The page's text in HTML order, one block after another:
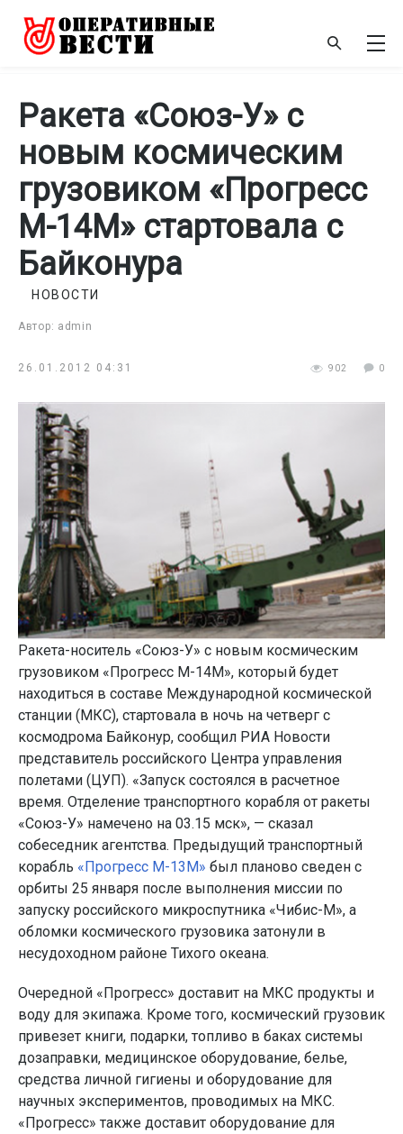
Ракета «Союз-У» с
новым космическим
грузовиком «Прогресс
М-14М» стартовала с
Байконура
Автор: admin
НОВОСТИ
26.01.2012 04:31 902 0
Ракета-носитель «Союз-У» с новым космическим
грузовиком «Прогресс М-14М», который будет
находиться в составе Международной космической
станции (МКС), стартовала в ночь на четверг с
космодрома Байконур, сообщил РИА Новости
представитель российского Центра управления
полетами (ЦУП). «Запуск состоялся в расчетное
время. Отделение транспортного корабля от ракеты
«Союз-У» намечено на 03.15 мск», — сказал
собеседник агентства. Предыдущий транспортный
корабль «Прогресс М-13М» был планово сведен с
орбиты 25 января после выполнения миссии по
запуску российского микроспутника «Чибис-М», а
обломки космического грузовика затонули в
несудоходном районе Тихого океана.
Очередной «Прогресс» доставит на МКС продукты и
воду для экипажа. Кроме того, космический грузовик
привезет книги, подарки, топливо в баках системы
дозаправки, медицинское оборудование, белье,
средства личной гигиены и оборудование для
научных экспериментов, проводимых на МКС.
«Прогресс» также доставит оборудование для